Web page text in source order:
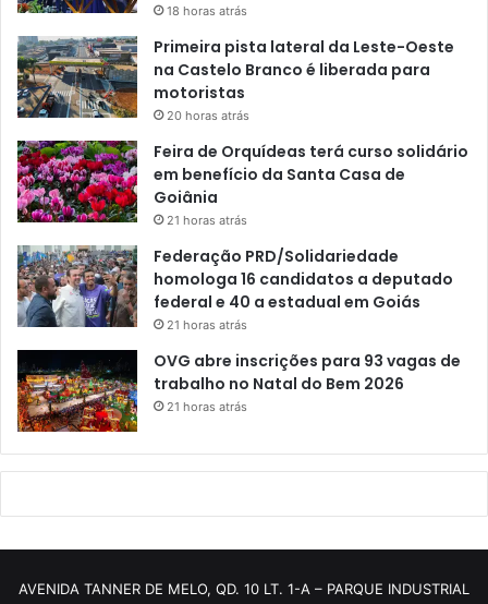
18 horas atrás
Primeira pista lateral da Leste-Oeste
na Castelo Branco é liberada para
motoristas
20 horas atrás
Feira de Orquídeas terá curso solidário
em benefício da Santa Casa de
Goiânia
21 horas atrás
Federação PRD/Solidariedade
homologa 16 candidatos a deputado
federal e 40 a estadual em Goiás
21 horas atrás
OVG abre inscrições para 93 vagas de
trabalho no Natal do Bem 2026
21 horas atrás
AVENIDA TANNER DE MELO, QD. 10 LT. 1-A – PARQUE INDUSTRIAL